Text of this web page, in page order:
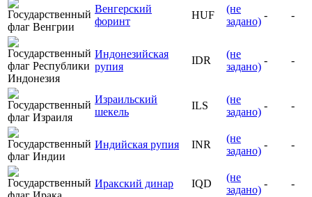
Венгерский
форинт
HUF
(не
задано)
- -
Индонезийская
рупия
IDR
(не
задано)
- -
Израильский
шекель
ILS
(не
задано)
- -
Индийская рупия INR
(не
задано)
- -
Иракский динар IQD
(не
задано)
- -